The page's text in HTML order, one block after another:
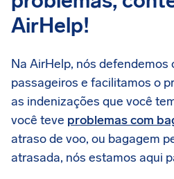
AirHelp!
Na AirHelp, nós defendemos
passageiros e facilitamos o
as indenizações que você
você teve problemas com
atraso de voo, ou bagagem
atrasada, nós estamos aqui